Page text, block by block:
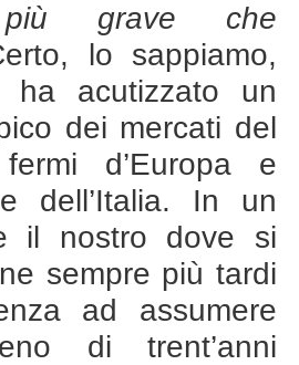
più grave che
lo sappiamo,
ha acutizzato un
dei mercati del
d’Europa e
dell’Italia. In un
il nostro dove si
sempre più tardi
ad assumere
di trent’anni